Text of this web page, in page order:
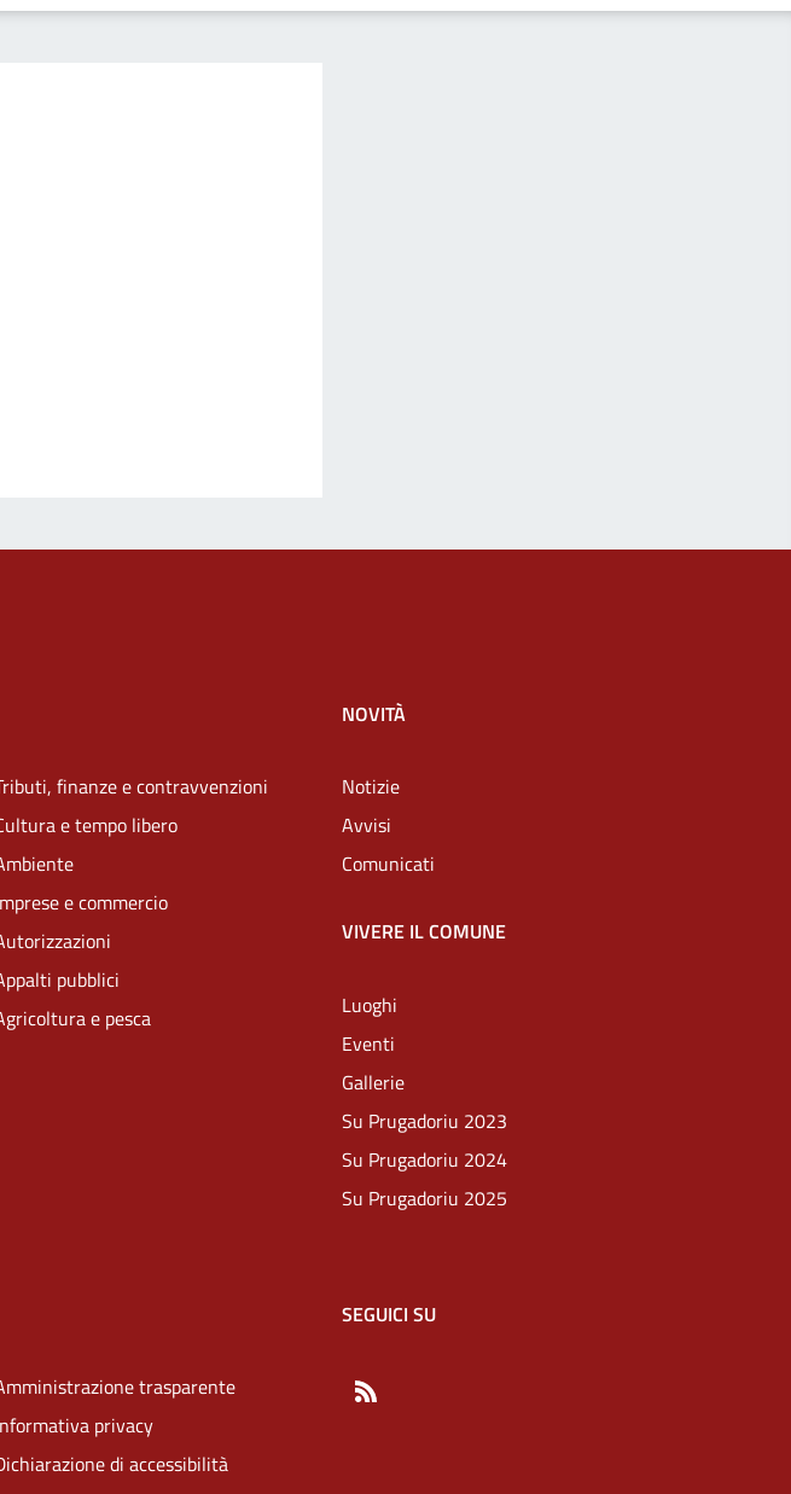
finanze e contravvenzioni
e tempo libero
e commercio
pubblici
e pesca
NOVITÀ
Notizie
Avvisi
Comunicati
VIVERE IL COMUNE
Luoghi
Eventi
Gallerie
Su Prugadoriu 2023
Su Prugadoriu 2024
Su Prugadoriu 2025
trasparente
privacy
di accessibilità
SEGUICI SU